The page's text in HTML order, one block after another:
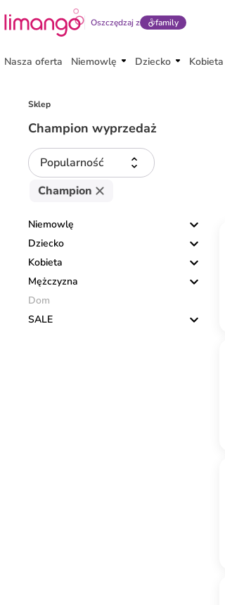
Oszczędzaj z family
Nasza oferta Niemowlę Dziecko Kobieta
Sklep
Champion wyprzedaż
Popularność
Champion
Niemowlę
Dziecko
Kobieta
Mężczyzna
Dom
SALE